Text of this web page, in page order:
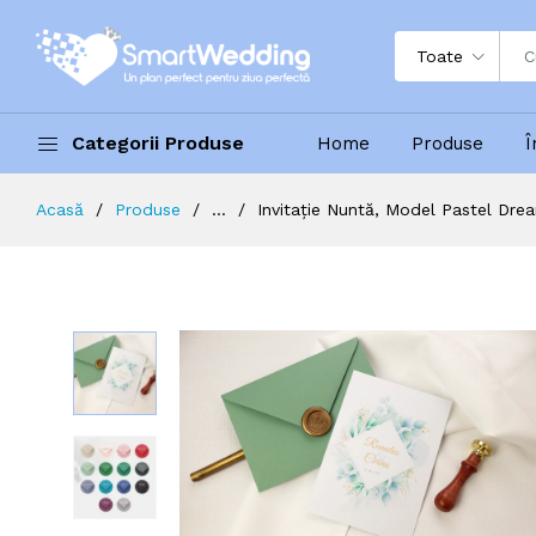
Toate
Categorii Produse Home Produse
Acasă Produse ... Invitație Nuntă, Model Pastel